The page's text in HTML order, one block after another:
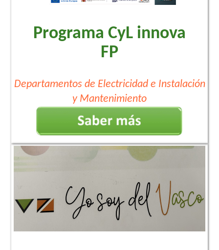
Programa CyL innova
FP
Departamentos de Electricidad e Instalación
y Mantenimiento